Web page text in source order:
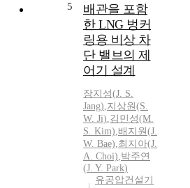
5
배관을 포함
한 LNG 벙커
링용 비상 차
단 밸브의 제
어기 설계
장지성(J. S.
Jang),지상원(S.
W. Ji),김민성(M.
S. Kim),배지원(J.
W. Bae),최지아(J.
A. Choi),박주연
(J. Y. Park)
유공압건설기